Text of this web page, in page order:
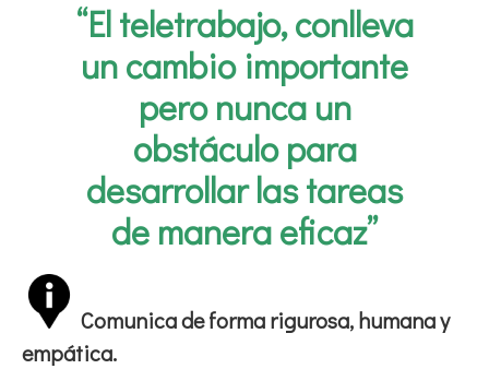
“El teletrabajo, conlleva
un cambio importante
pero nunca un
obstáculo para
desarrollar las tareas
de manera eficaz”
Comunica de forma rigurosa, humana y
empática.